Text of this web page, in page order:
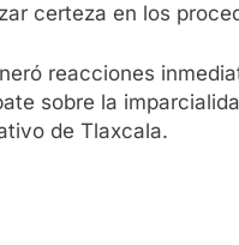
certeza en los
reacciones
sobre la
de Tlaxcala.